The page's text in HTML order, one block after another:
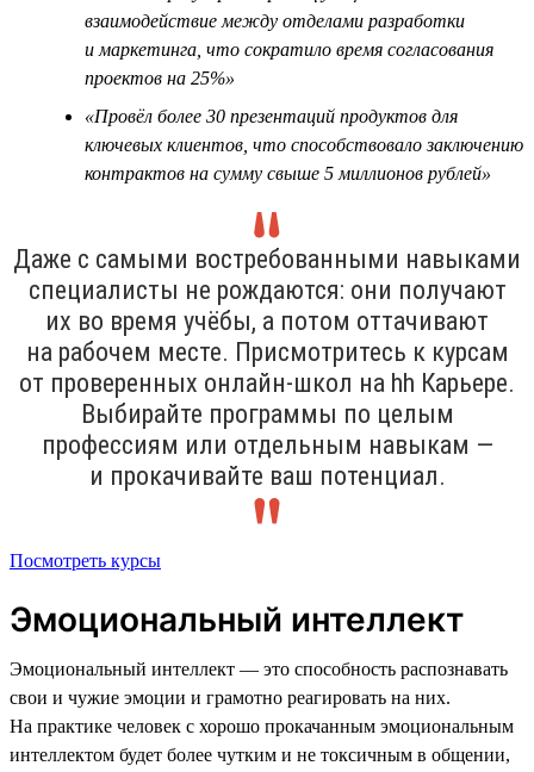
взаимодействие между отделами разработки
и маркетинга, что сократило время согласования
проектов на 25%»
«Провёл более 30 презентаций продуктов для
ключевых клиентов, что способствовало заключению
контрактов на сумму свыше 5 миллионов рублей»
Даже с самыми востребованными навыками
специалисты не рождаются: они получают
их во время учёбы, а потом оттачивают
на рабочем месте. Присмотритесь к курсам
от проверенных онлайн-школ на hh Карьере.
Выбирайте программы по целым
профессиям или отдельным навыкам —
и прокачивайте ваш потенциал.
Посмотреть курсы
Эмоциональный интеллект
Эмоциональный интеллект — это способность распознавать
свои и чужие эмоции и грамотно реагировать на них.
На практике человек с хорошо прокачанным эмоциональным
интеллектом будет более чутким и не токсичным в общении,